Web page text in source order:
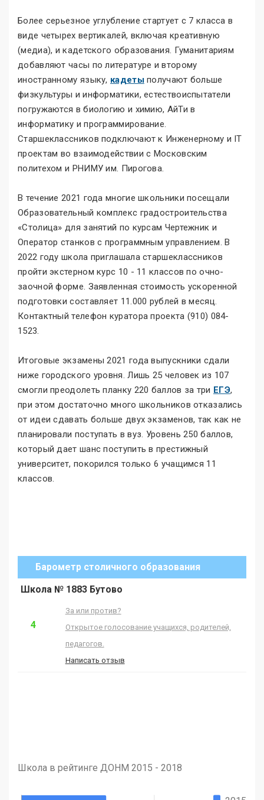
Более серьезное углубление стартует с 7 класса в
виде четырех вертикалей, включая креативную
(медиа), и кадетского образования. Гуманитариям
добавляют часы по литературе и второму
иностранному языку, кадетыполучают больше
физкультуры и информатики, естествоиспытатели
погружаются в биологию и химию, АйТи в
информатику и программирование.
Старшеклассников подключают к Инженерному и IT
проектам во взаимодействии с Московским
политехом и РНИМУ им. Пирогова.
В течение 2021 года многие школьники посещали
Образовательный комплекс градостроительства
«Столица» для занятий по курсам Чертежник и
Оператор станков с программным управлением. В
2022 году школа приглашала старшеклассников
пройти экстерном курс 10 - 11 классов по очно-
заочной форме. Заявленная стоимость ускоренной
подготовки составляет 11.000 рублей в месяц.
Контактный телефон куратора проекта (910) 084-
1523.
Итоговые экзамены 2021 года выпускники сдали
ниже городского уровня. Лишь 25 человек из 107
смогли преодолеть планку 220 баллов за три ЕГЭ,
при этом достаточно много школьников отказались
от идеи сдавать больше двух экзаменов, так как не
планировали поступать в вуз. Уровень 250 баллов,
который дает шанс поступить в престижный
университет, покорился только 6 учащимся 11
классов.
Барометр столичного образования
Школа № 1883 Бутово
4
За или против?
Открытое голосование учащихся, родителей,
педагогов.
Написать отзыв
Школа в рейтинге ДОНМ 2015 - 2018